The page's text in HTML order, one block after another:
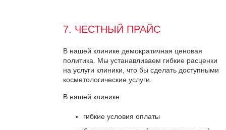
7. ЧЕСТНЫЙ ПРАЙС
В нашей клинике демократичная ценовая
политика. Мы устанавливаем гибкие расценки
на услуги клиники, что бы сделать доступными
косметологические услуги.
В нашей клинике:
гибкие условия оплаты